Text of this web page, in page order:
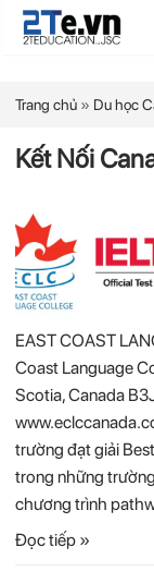
Trang chủ » Du học
Kết Nối
EAST COAST
Coast Language
Scotia, Canada
trường đạt giải
trong những
chương trình
Đọc tiếp »